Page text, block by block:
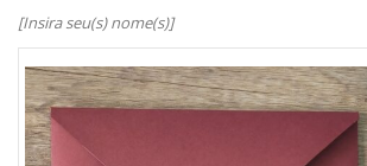
[Insira seu(s) nome(s)]